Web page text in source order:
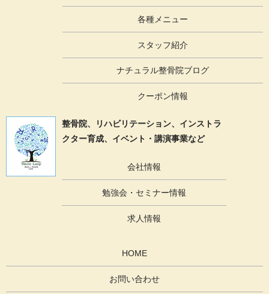
各種メニュー
スタッフ紹介
ナチュラル整骨院ブログ
クーポン情報
整骨院、リハビリテーション、 インストラ
クター育成、イベント・講演事業など
会社情報
勉強会・セミナー情報
求人情報
HOME
お問い合わせ